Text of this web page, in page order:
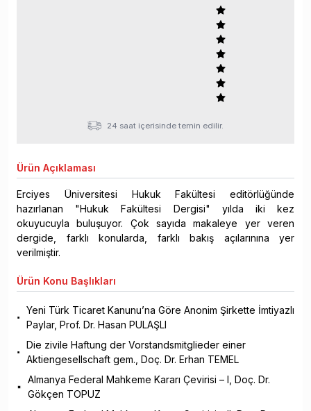
24 saat içerisinde temin edilir.
Ürün Açıklaması
Erciyes Üniversitesi Hukuk Fakültesi editörlüğünde
hazırlanan "Hukuk Fakültesi Dergisi" yılda iki kez
okuyucuyla buluşuyor. Çok sayıda makaleye yer veren
dergide, farklı konularda, farklı bakış açılarınına yer
verilmiştir.
Ürün Konu Başlıkları
Yeni Türk Ticaret Kanunu’na Göre Anonim Şirkette İmtiyazlı
Paylar, Prof. Dr. Hasan PULAŞLI
Die zivile Haftung der Vorstandsmitglieder einer
Aktiengesellschaft gem., Doç. Dr. Erhan TEMEL
Almanya Federal Mahkeme Kararı Çevirisi – I, Doç. Dr.
Gökçen TOPUZ